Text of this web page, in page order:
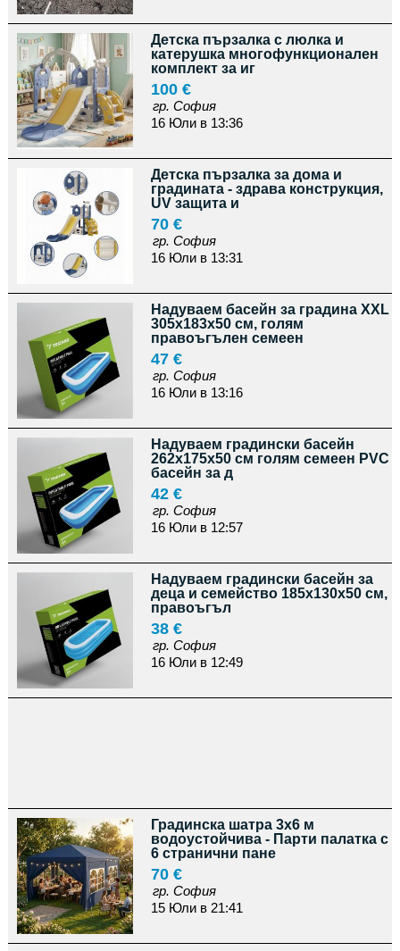
Детска пързалка с люлка и
катерушка многофункционален
комплект за иг
100 €
гр. София
16 Юли в 13:36
Детска пързалка за дома и
градината - здрава конструкция,
UV защита и
70 €
гр. София
16 Юли в 13:31
Надуваем басейн за градина XXL
305x183x50 см, голям
правоъгълен семеен
47 €
гр. София
16 Юли в 13:16
Надуваем градински басейн
262x175x50 см голям семеен PVC
басейн за д
42 €
гр. София
16 Юли в 12:57
Надуваем градински басейн за
деца и семейство 185x130x50 см,
правоъгъл
38 €
гр. София
16 Юли в 12:49
Градинска шатра 3x6 м
водоустойчива - Парти палатка с
6 странични пане
70 €
гр. София
15 Юли в 21:41